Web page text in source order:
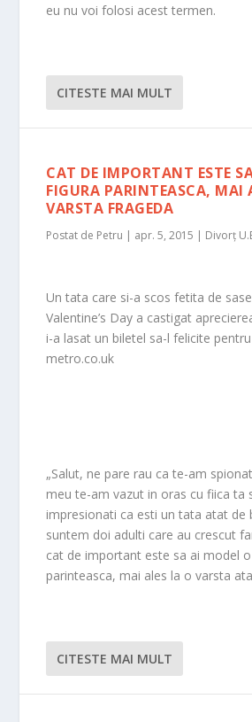
eu nu voi folosi acest termen.
CITESTE MAI MULT
CAT DE IMPORTANT ESTE
FIGURA PARINTEASCA, MAI
VARSTA FRAGEDA
Postat de Petru | apr. 5, 2015 | Divorț
Un tata care si-a scos fetita de
Valentine’s Day a castigat
i-a lasat un biletel sa-l felicite
metro.co.uk
„Salut, ne pare rau ca te-am
meu te-am vazut in oras cu fiica ta
impresionati ca esti un tata atat de
suntem doi adulti care au crescut
cat de important este sa ai model
parinteasca, mai ales la o varsta
CITESTE MAI MULT